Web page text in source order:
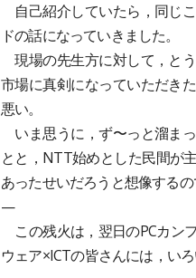
自己紹介していたら，同じ
ドの話になっていきました。
現場の先生方に対して，と
市場に真剣になっていただき
悪い。
いま思うに，ず〜っと溜ま
とと，NTT始めとした民間が
あったせいだろうと想像する
—
この残火は，翌日のPCカン
ウェア×ICTの皆さんには，い